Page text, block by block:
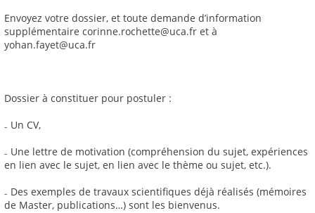
Envoyez votre dossier, et toute demande d’information
supplémentaire corinne.rochette@uca.fr et à
yohan.fayet@uca.fr
Dossier à constituer pour postuler :
₋ Un CV,
₋ Une lettre de motivation (compréhension du sujet, expériences
en lien avec le sujet, en lien avec le thème ou sujet, etc.).
₋ Des exemples de travaux scientifiques déjà réalisés (mémoires
de Master, publications…) sont les bienvenus.